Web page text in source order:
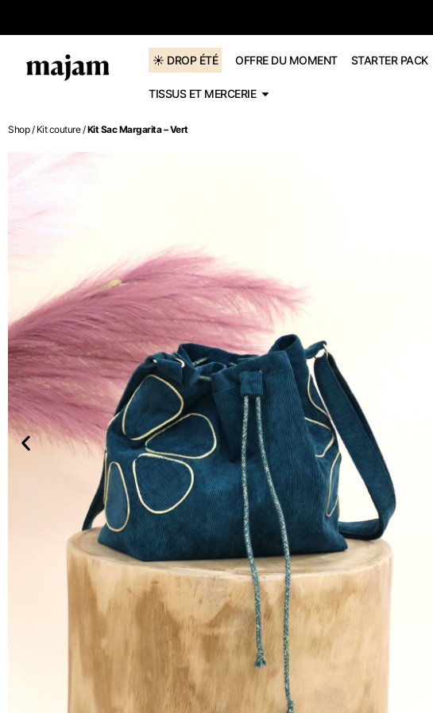
☀️ DROP ÉTÉ OFFRE DU MOMENT STARTER PACK
TISSUS ET MERCERIE
Shop/ Kit couture/Kit Sac Margarita – Vert